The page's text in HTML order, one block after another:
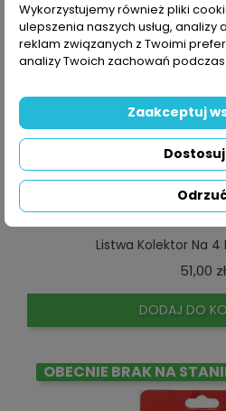
Listwa Kolektor Na 4
51,00 zł
DODAJ DO
OBECNIE BRAK NA
Wykorzystujemy również pliki
ulepszenia naszych usług,
reklam związanych z Twoimi
analizy Twoich zachowań
Odrzuć
Dostosuj
Zaakceptuj